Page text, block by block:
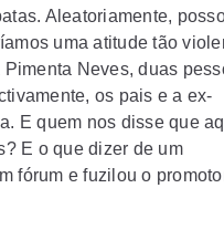
Aleatoriamente,
uma atitude tão
Neves, duas
os pais e a ex-
E quem nos disse que
E o que dizer de um
fórum e fuzilou o